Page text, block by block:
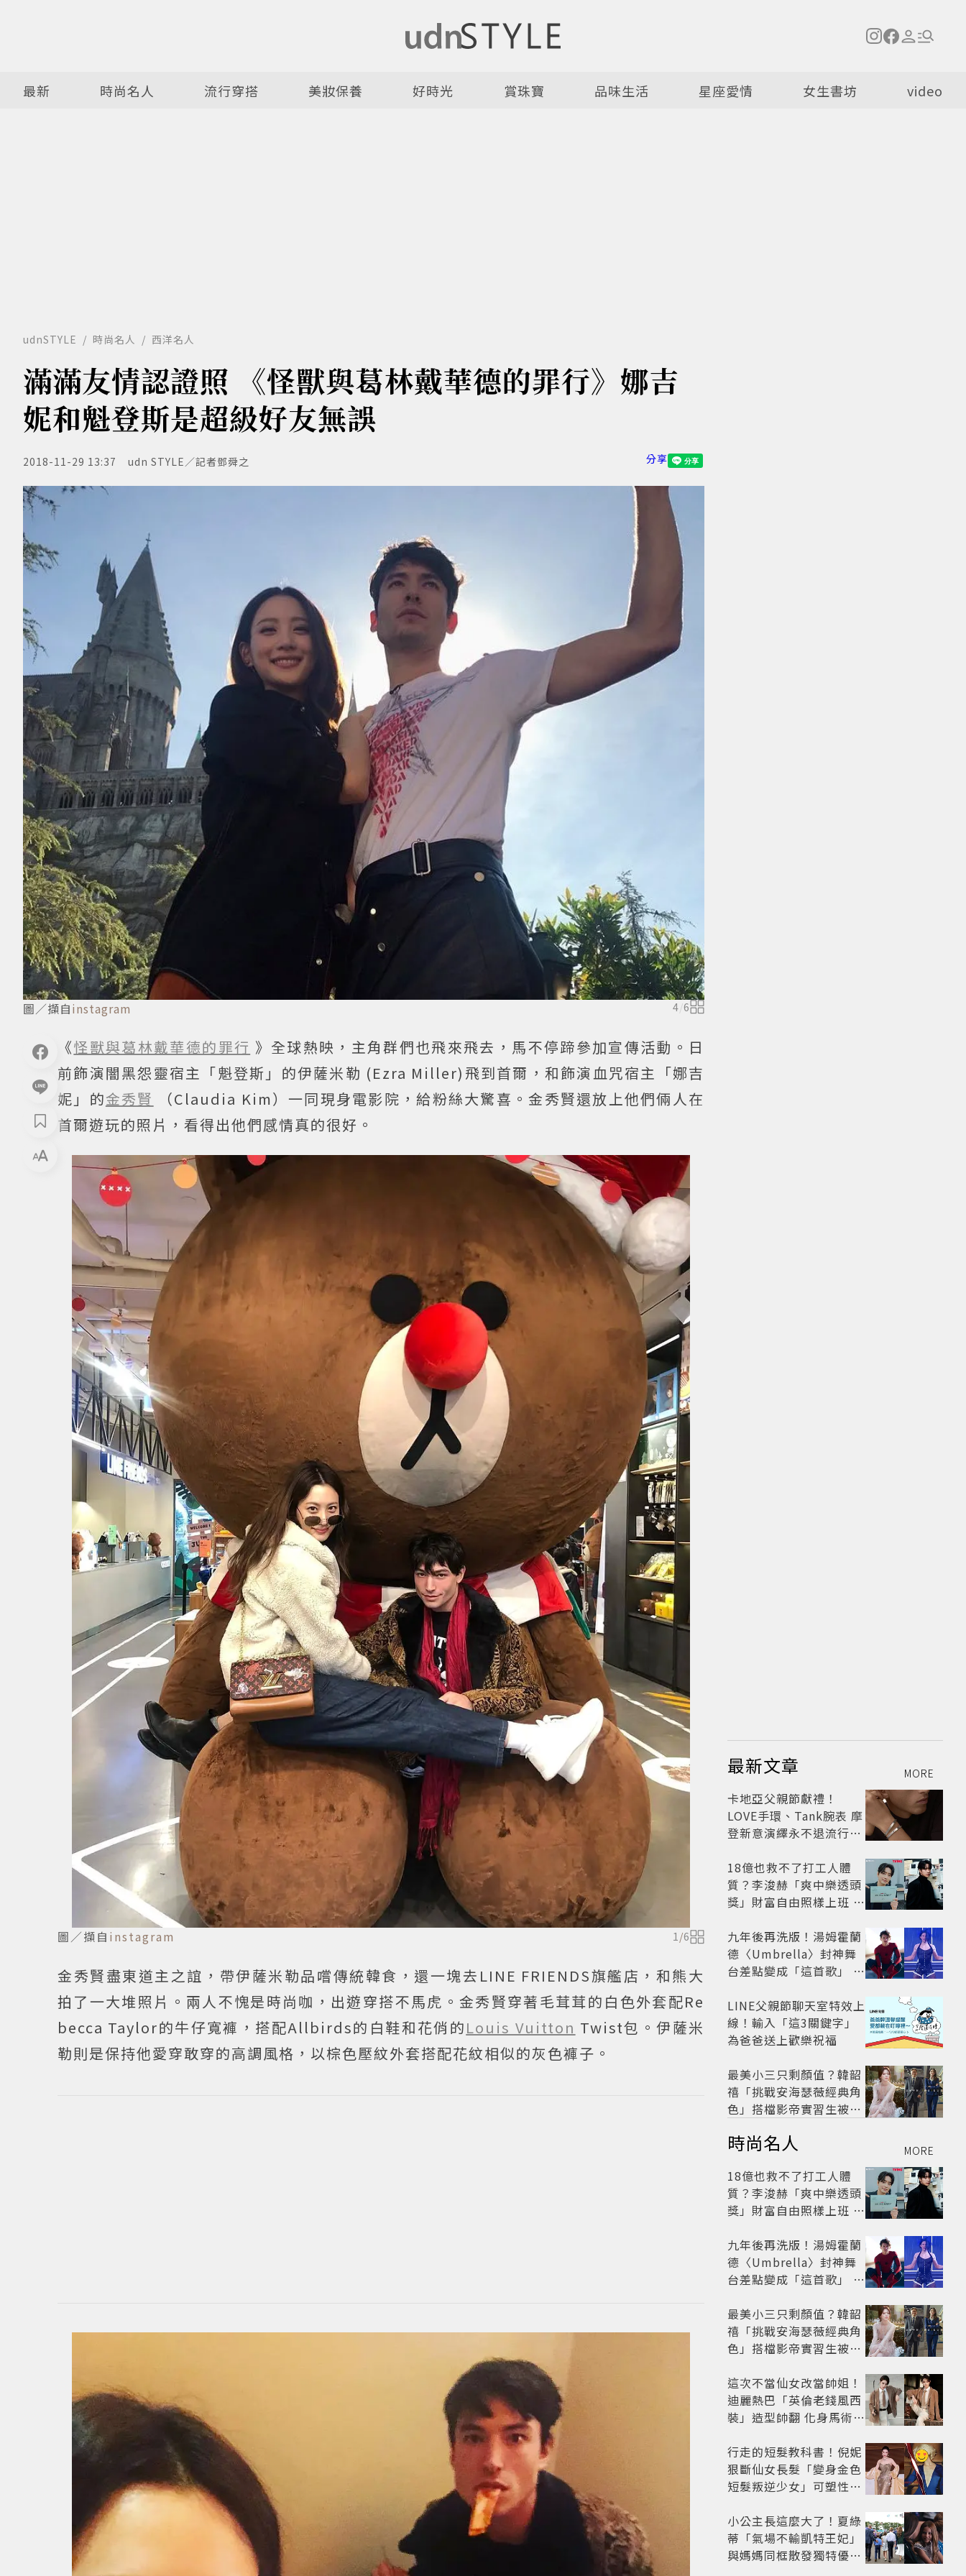
最新 時尚名人 流行穿搭 美妝保養 好時光 賞珠寶 品味生活 星座愛情 女生書坊 video
udnSTYLE 時尚名人 西洋名人
滿滿友情認證照 《怪獸與葛林戴華德的罪行》娜吉
妮和魁登斯是超級好友無誤
2018-11-29 13:37 udn STYLE／記者鄧舜之 分享
圖／擷自instagram 4/6
《怪獸與葛林戴華德的罪行 》全球熱映，主角群們也飛來飛去，馬不停蹄參加宣傳活動。日
前飾演闇黑怨靈宿主「魁登斯」的伊薩米勒 (Ezra Miller)飛到首爾，和飾演血咒宿主「娜吉
妮」的金秀賢
（Claudia Kim）一同現身電影院，給粉絲大驚喜。金秀賢還放上他們倆人在
首爾遊玩的照片，看得出他們感情真的很好。
圖／擷自 instagram 1/6
金秀賢盡東道主之誼，帶伊薩米勒品嚐傳統韓食，還一塊去LINE FRIENDS旗艦店，和熊大
拍了一大堆照片。兩人不愧是時尚咖，出遊穿搭不馬虎。金秀賢穿著毛茸茸的白色外套配Re
becca Taylor的牛仔寬褲，搭配Allbirds的白鞋和花俏的Louis Vuitton Twist包。伊薩米
勒則是保持他愛穿敢穿的高調風格，以棕色壓紋外套搭配花紋相似的灰色褲子。
最新文章 MORE
卡地亞父親節獻禮！
LOVE手環、Tank腕表 摩
登新意演繹永不退流行經
18億也救不了打工人體
質？李浚赫「爽中樂透頭
獎」財富自由照樣上班 西
九年後再洗版！湯姆霍蘭
德〈Umbrella〉封神舞
台差點變成「這首歌」 造
開
LINE父親節聊天室特效上
線！輸入「這3關鍵字」
為爸爸送上歡樂祝福
最美小三只剩顏值？韓韶
禧「挑戰安海瑟薇經典角
色」搭檔影帝實習生被
時尚名人 MORE
18億也救不了打工人體
質？李浚赫「爽中樂透頭
獎」財富自由照樣上班 西
九年後再洗版！湯姆霍蘭
德〈Umbrella〉封神舞
台差點變成「這首歌」 造
開
最美小三只剩顏值？韓韶
禧「挑戰安海瑟薇經典角
色」搭檔影帝實習生被
這次不當仙女改當帥姐！
迪麗熱巴「英倫老錢風西
裝」造型帥翻 化身馬術師
行走的短髮教科書！倪妮
狠斷仙女長髮「變身金色
短髮叛逆少女」可塑性超
小公主長這麼大了！夏綠
蒂「氣場不輸凱特王妃」
與媽媽同框散發獨特優雅